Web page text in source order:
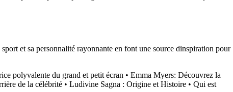
et sa personnalité rayonnante en font une source dinspiration pour
polyvalente du grand et petit écran • Emma Myers: Découvrez la
de la célébrité • Ludivine Sagna : Origine et Histoire • Qui est